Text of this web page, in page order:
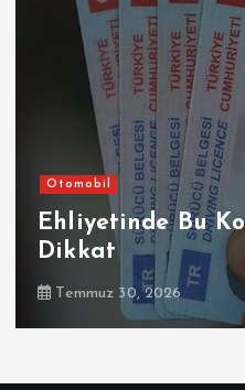
Otomobil Şirketler
Sompo Sigorta,
Alpine Marka
Temmuz 30, 2026